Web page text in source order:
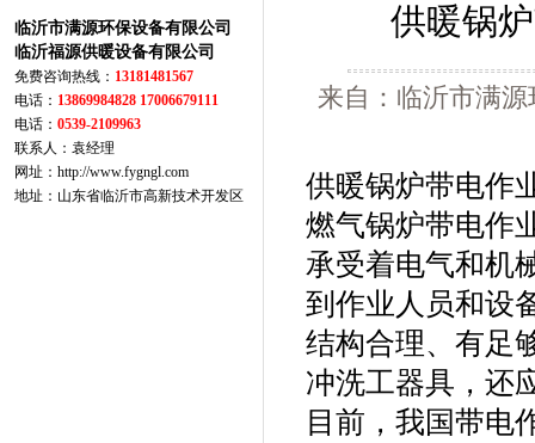
临沂市满源环保设备有限公司
临沂福源供暖设备有限公司
免费咨询热线： 13181481567
电话： 13869984828 17006679111
电话：0539-2109963
联系人：袁经理
网址：http://www.fygngl.com
地址：山东省临沂市高新技术开发区
供暖锅
来自：临沂市满
供暖锅炉带电作
燃气锅炉带电作
承受着电气和机
到作业人员和设
结构合理、有足
冲洗工器具，还
目前，我国带电